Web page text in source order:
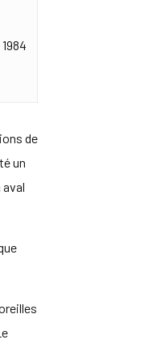
de
un